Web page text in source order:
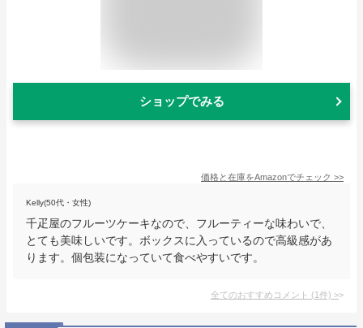
ショップでみる
価格と在庫をAmazonでチェック >>
Kelly(50代・女性)
千疋屋のフルーツケーキなので、フルーティーな味わいで、
とても美味しいです。ボックスに入っているので高級感があ
ります。個包装になっていて食べやすいです。
全てのおすすめコメント (1件) >